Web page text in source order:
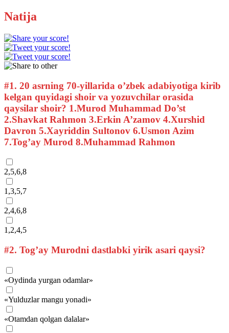
Natija
#1. 20 asrning 70-yillarida o’zbek adabiyotiga kirib
kelgan quyidagi shoir va yozuvchilar orasida
qaysilar shoir? 1.Murod Muhammad Do’st
2.Shavkat Rahmon 3.Erkin A’zamov 4.Xurshid
Davron 5.Xayriddin Sultonov 6.Usmon Azim
7.Tog’ay Murod 8.Muhammad Rahmon
2,5,6,8
1,3,5,7
2,4,6,8
1,2,4,5
#2. Tog’ay Murodni dastlabki yirik asari qaysi?
«Oydinda yurgan odamlar»
«Yulduzlar mangu yonadi»
«Otamdan qolgan dalalar»